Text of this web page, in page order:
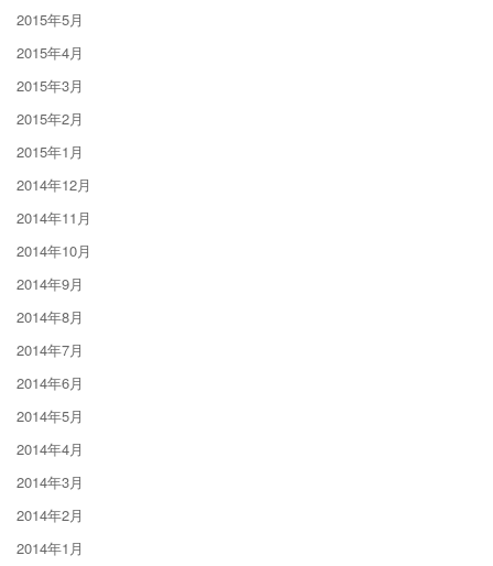
2015年5月
2015年4月
2015年3月
2015年2月
2015年1月
2014年12月
2014年11月
2014年10月
2014年9月
2014年8月
2014年7月
2014年6月
2014年5月
2014年4月
2014年3月
2014年2月
2014年1月